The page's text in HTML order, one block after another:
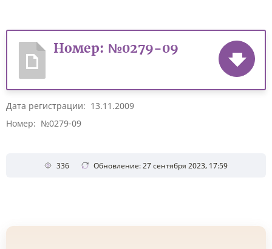
Номер: №0279-09
Дата регистрации: 13.11.2009
Номер: №0279-09
336 Обновление: 27 сентября 2023, 17:59